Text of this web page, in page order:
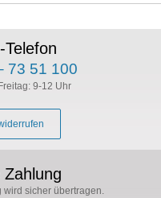
Telefon
73 51 100
9-12 Uhr
Zahlung
wird sicher übertragen.